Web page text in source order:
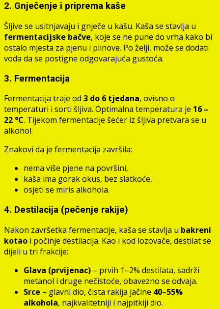
2. Gnječenje i priprema kaše
Šljive se usitnjavaju i gnječe u kašu. Kaša se stavlja u
fermentacijske bačve, koje se ne pune do vrha kako bi
ostalo mjesta za pjenu i plinove. Po želji, može se dodati
voda da se postigne odgovarajuća gustoća.
3. Fermentacija
Fermentacija traje od 3 do 6 tjedana, ovisno o
temperaturi i sorti šljiva. Optimalna temperatura je 16 –
22 °C. Tijekom fermentacije šećer iz šljiva pretvara se u
alkohol.
Znakovi da je fermentacija završila:
nema više pjene na površini,
kaša ima gorak okus, bez slatkoće,
osjeti se miris alkohola.
4. Destilacija (pečenje rakije)
Nakon završetka fermentacije, kaša se stavlja u bakreni
kotao i počinje destilacija. Kao i kod lozovače, destilat se
dijeli u tri frakcije:
Glava (prvijenac) – prvih 1–2% destilata, sadrži
metanol i druge nečistoće, obavezno se odvaja.
Srce – glavni dio, čista rakija jačine 40–55%
alkohola, najkvalitetniji i najpitkiji dio.